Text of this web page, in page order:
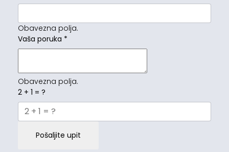
Obavezna polja.
Vaša poruka *
Obavezna polja.
2 + 1 = ?
Pošaljite upit